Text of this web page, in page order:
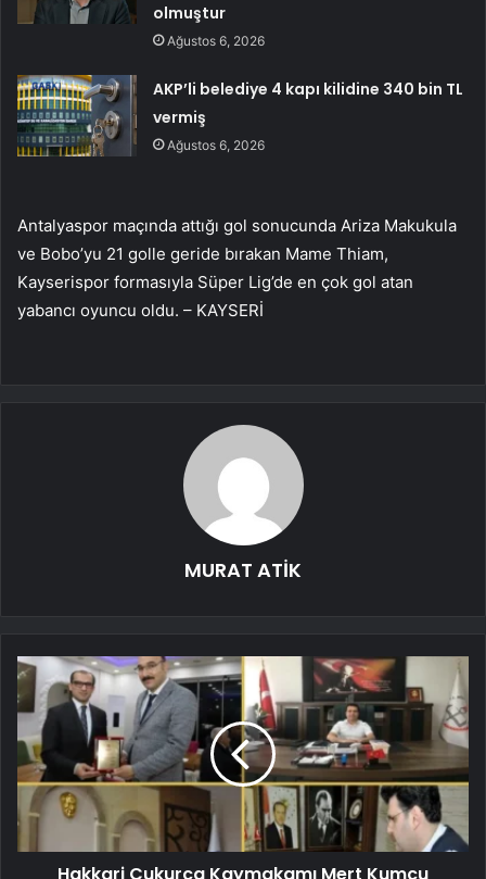
olmuştur
Ağustos 6, 2026
AKP’li belediye 4 kapı kilidine 340 bin TL
vermiş
Ağustos 6, 2026
Antalyaspor maçında attığı gol sonucunda Ariza Makukula
ve Bobo’yu 21 golle geride bırakan Mame Thiam,
Kayserispor formasıyla Süper Lig’de en çok gol atan
yabancı oyuncu oldu. – KAYSERİ
MURAT ATİK
Hakkari Çukurca Kaymakamı Mert Kumcu